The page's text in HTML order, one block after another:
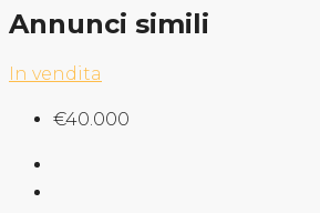
Annunci simili
In vendita
€40.000